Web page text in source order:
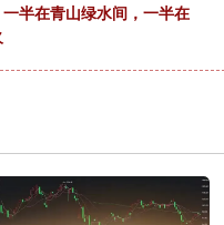
半在青山绿水间，一半在